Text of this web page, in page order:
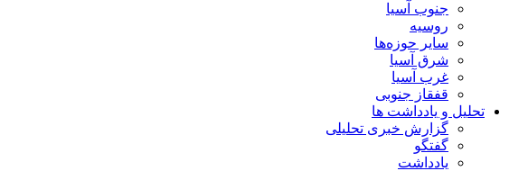
جنوب آسیا
روسیه
سایر حوزه‌ها
شرق آسیا
غرب آسیا
قفقاز جنوبی
تحلیل و یادداشت ها
گزارش خبری تحلیلی
گفتگو
یادداشت